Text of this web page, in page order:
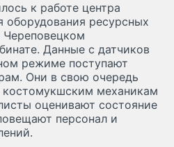
к работе центра
оборудования ресурсных
Череповецком
Данные с датчиков
режиме поступают
Они в свою очередь
механикам
оценивают состояние
персонал и